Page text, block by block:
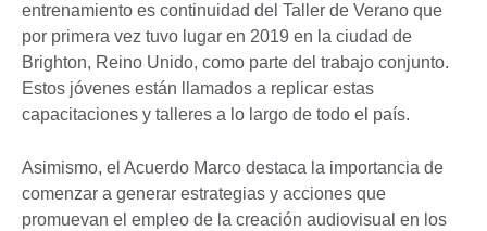
entrenamiento es continuidad del Taller de Verano que
por primera vez tuvo lugar en 2019 en la ciudad de
Brighton, Reino Unido, como parte del trabajo conjunto.
Estos jóvenes están llamados a replicar estas
capacitaciones y talleres a lo largo de todo el país.
Asimismo, el Acuerdo Marco destaca la importancia de
comenzar a generar estrategias y acciones que
promuevan el empleo de la creación audiovisual en los